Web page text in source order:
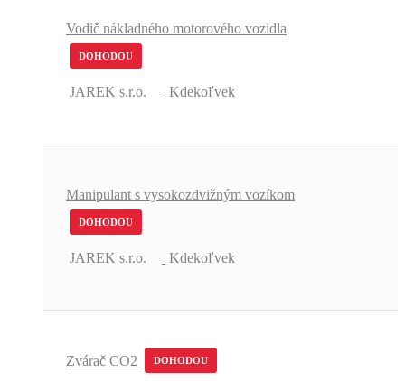
Vodič nákladného motorového vozidla
DOHODOU
JAREK s.r.o. Kdekoľvek
Manipulant s vysokozdvižným vozíkom
DOHODOU
JAREK s.r.o. Kdekoľvek
Zvárač CO2 DOHODOU